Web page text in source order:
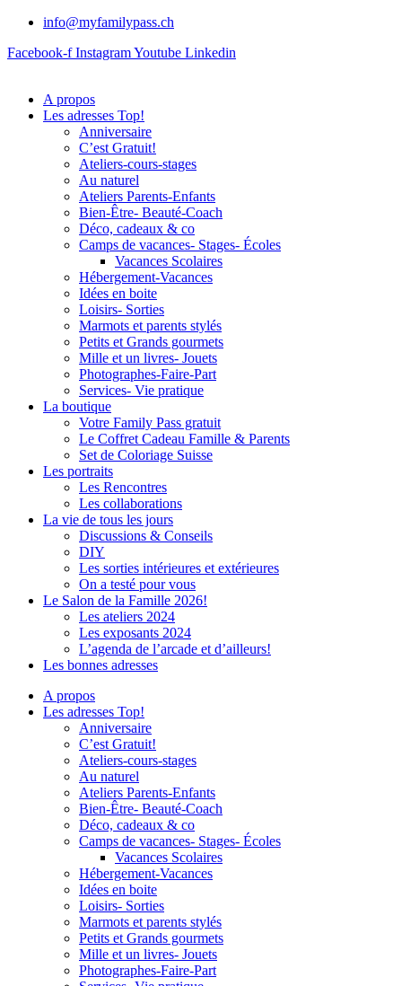
info@myfamilypass.ch
Facebook-f InstagramYoutube Linkedin
A propos
Les adresses Top!
Anniversaire
C’est Gratuit!
Ateliers-cours-stages
Au naturel
Ateliers Parents-Enfants
Bien-Être- Beauté-Coach
Déco, cadeaux & co
Camps de vacances- Stages- Écoles
Vacances Scolaires
Hébergement-Vacances
Idées en boite
Loisirs- Sorties
Marmots et parents stylés
Petits et Grands gourmets
Mille et un livres- Jouets
Photographes-Faire-Part
Services- Vie pratique
La boutique
Votre Family Pass gratuit
Le Coffret Cadeau Famille & Parents
Set de Coloriage Suisse
Les portraits
Les Rencontres
Les collaborations
La vie de tous les jours
Discussions & Conseils
DIY
Les sorties intérieures et extérieures
On a testé pour vous
Le Salon de la Famille 2026!
Les ateliers 2024
Les exposants 2024
L’agenda de l’arcade et d’ailleurs!
Les bonnes adresses
A propos
Les adresses Top!
Anniversaire
C’est Gratuit!
Ateliers-cours-stages
Au naturel
Ateliers Parents-Enfants
Bien-Être- Beauté-Coach
Déco, cadeaux & co
Camps de vacances- Stages- Écoles
Vacances Scolaires
Hébergement-Vacances
Idées en boite
Loisirs- Sorties
Marmots et parents stylés
Petits et Grands gourmets
Mille et un livres- Jouets
Photographes-Faire-Part